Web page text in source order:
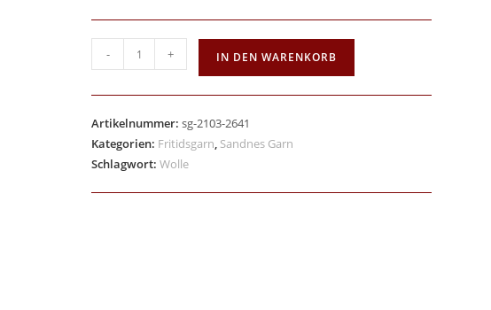
- + IN DEN WARENKORB
Artikelnummer:sg-2103-2641
Kategorien: Fritidsgarn, Sandnes Garn
Schlagwort:Wolle